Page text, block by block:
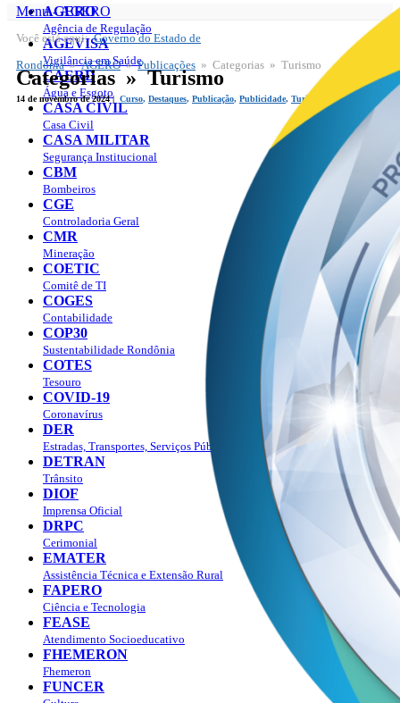
AGERO
Agência de Regulação
AGEVISA
Vigilância em Saúde
CAERD
Água e Esgoto
CASA CIVIL
Casa Civil
CASA MILITAR
Segurança Institucional
CBM
Bombeiros
CGE
Controladoria Geral
CMR
Mineração
COETIC
Comitê de TI
COGES
Contabilidade
COP30
Sustentabilidade Rondônia
COTES
Tesouro
COVID-19
Coronavírus
DER
Estradas, Transportes, Serviços Públicos
DETRAN
Trânsito
DIOF
Imprensa Oficial
DRPC
Cerimonial
EMATER
Assistência Técnica e Extensão Rural
FAPERO
Ciência e Tecnologia
FEASE
Atendimento Socioeducativo
FHEMERON
Fhemeron
FUNCER
Menu - AGERO
AGERO
Publicações
Você está aqui:Governo do Estado de
Rondônia»AGERO»Publicações » Categorias » Turismo
Categorias » Turismo
14 de novembro de 2024 | Curso, Destaques, Publicação, Publicidade, Turismo